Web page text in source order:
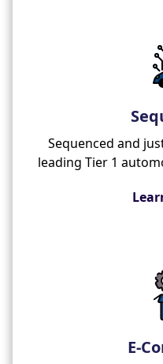
Sequenced and
leading Tier 1
E-